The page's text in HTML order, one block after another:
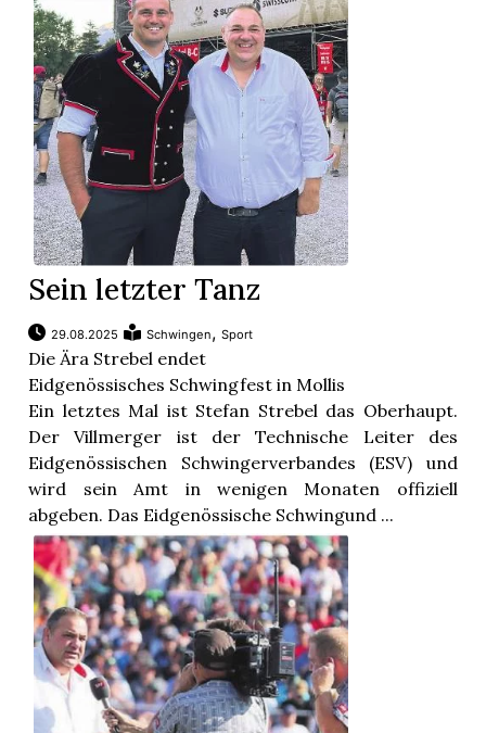
Sein letzter Tanz
29.08.2025 Schwingen,Sport
Die Ära Strebel endet
Eidgenössisches Schwingfest in Mollis
Ein letztes Mal ist Stefan Strebel das Oberhaupt.
Der Villmerger ist der Technische Leiter des
Eidgenössischen Schwingerverbandes (ESV) und
wird sein Amt in wenigen Monaten offiziell
abgeben. Das Eidgenössische Schwingund ...